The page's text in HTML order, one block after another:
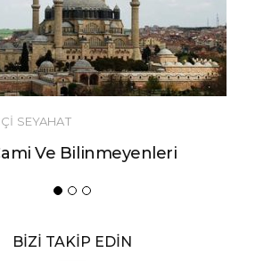
SEYAHAT
Ve Bilinmeyenleri
BİZİ TAKİP EDİN